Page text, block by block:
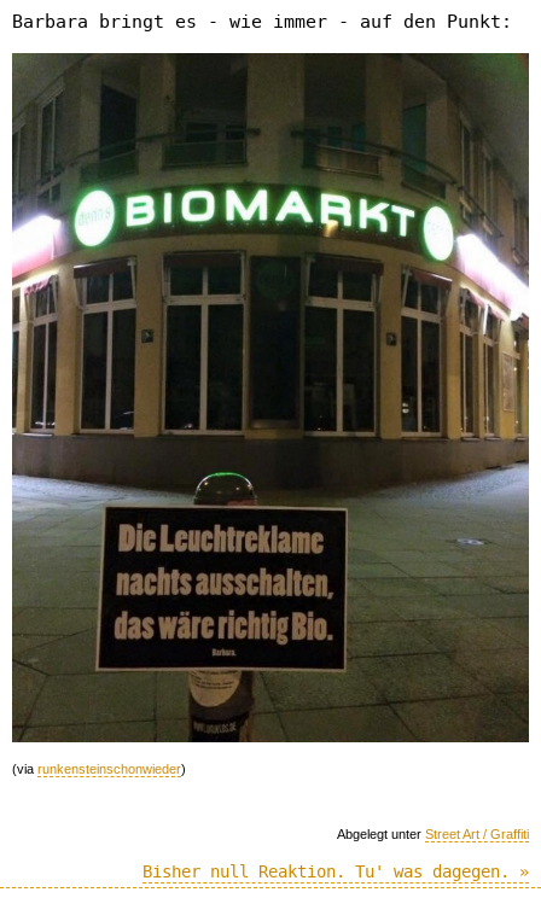
Barbara bringt es - wie immer - auf den Punkt:
(via runkensteinschonwieder)
Abgelegt unter Street Art / Graffiti
Bisher null Reaktion. Tu' was dagegen. »